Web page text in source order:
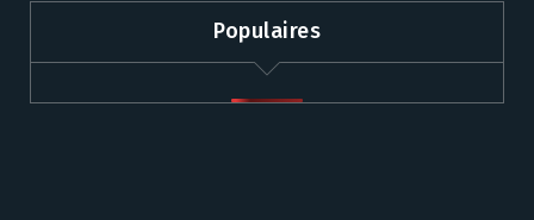
Populaires